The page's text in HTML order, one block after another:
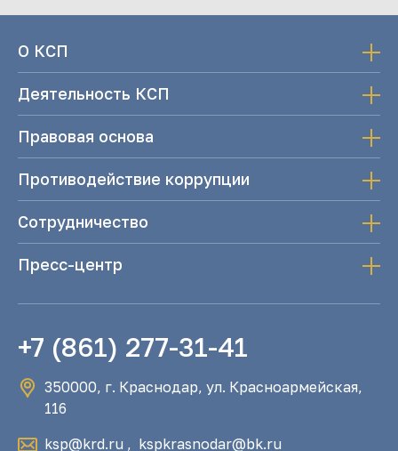
О КСП
Деятельность КСП
Правовая основа
Противодействие коррупции
Сотрудничество
Пресс-центр
+7 (861) 277-31-41
350000, г. Краснодар, ул. Красноармейская,
116
ksp@krd.ru , kspkrasnodar@bk.ru